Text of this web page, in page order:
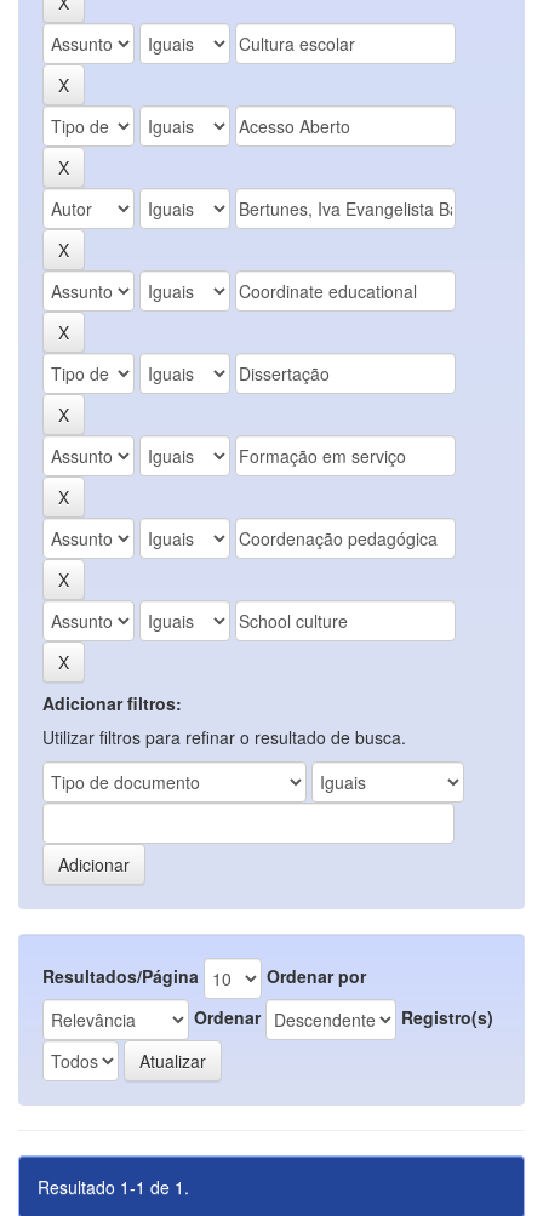
Adicionar filtros:
Utilizar filtros para refinar o resultado de busca.
Resultados/Página
Ordenar por
Ordenar
Registro(s)
Resultado 1-1 de 1.